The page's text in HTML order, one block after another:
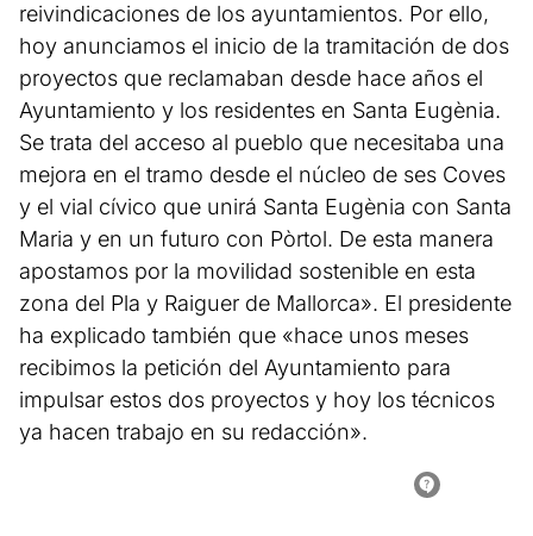
reivindicaciones de los ayuntamientos. Por ello,
hoy anunciamos el inicio de la tramitación de dos
proyectos que reclamaban desde hace años el
Ayuntamiento y los residentes en Santa Eugènia.
Se trata del acceso al pueblo que necesitaba una
mejora en el tramo desde el núcleo de ses Coves
y el vial cívico que unirá Santa Eugènia con Santa
Maria y en un futuro con Pòrtol. De esta manera
apostamos por la movilidad sostenible en esta
zona del Pla y Raiguer de Mallorca». El presidente
ha explicado también que «hace unos meses
recibimos la petición del Ayuntamiento para
impulsar estos dos proyectos y hoy los técnicos
ya hacen trabajo en su redacción».